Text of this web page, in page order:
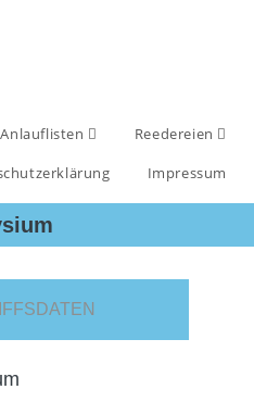
Anlauflisten
Reedereien
Impressum